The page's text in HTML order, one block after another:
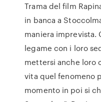
Trama del film
in banca a
maniera imprevista.
legame con i loro
mettersi anche loro
vita quel fenomeno
momento in poi si